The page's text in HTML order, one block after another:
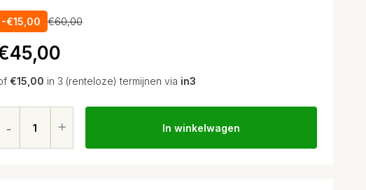
-€15,00 €60,00
€15,00 in 3 (renteloze) termijnen via in3
In winkelwagen